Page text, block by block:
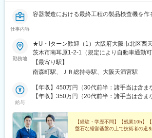
仕事内容
容器製造における最終工程の製品検査機を作
勤務地
★U・Iターン歓迎（1）大阪府大阪市北区西
茨木市南耳原1-2-1（規定により自動車通勤
（1）が勤務地となります。将来的に上記（2
す。※受動喫煙対策：屋内禁煙
【最寄り駅】
南森町駅、ＪＲ総持寺駅、大阪天満宮駅
給与
【年収】450万円（30代前半：諸手当は含ま
【年収】350万円（20代前半：諸手当は含ま
【経験・学歴不問】【残業10h】
盤石な経営基盤の上で技術者の道